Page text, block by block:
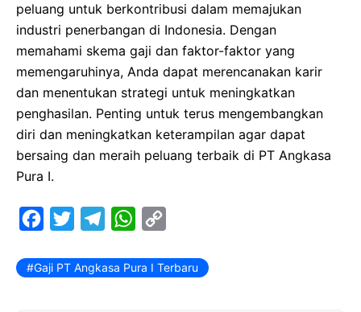
peluang untuk berkontribusi dalam memajukan
industri penerbangan di Indonesia. Dengan
memahami skema gaji dan faktor-faktor yang
memengaruhinya, Anda dapat merencanakan karir
dan menentukan strategi untuk meningkatkan
penghasilan. Penting untuk terus mengembangkan
diri dan meningkatkan keterampilan agar dapat
bersaing dan meraih peluang terbaik di PT Angkasa
Pura I.
c
i
l
W
a
p
Gaji PT Angkasa Pura I Terbaru